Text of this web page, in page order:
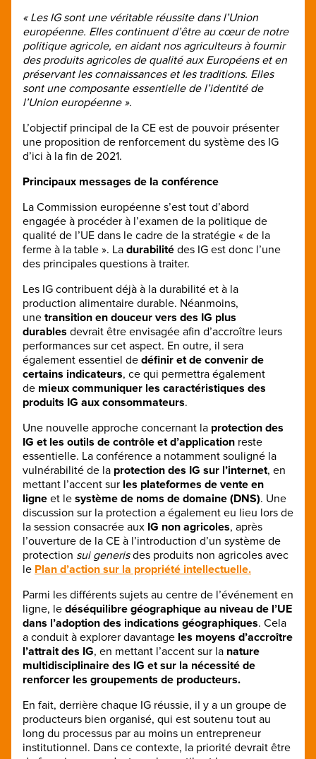
« Les IG sont une véritable réussite dans l’Union
européenne. Elles continuent d’être au cœur de notre
politique agricole, en aidant nos agriculteurs à fournir
des produits agricoles de qualité aux Européens et en
préservant les connaissances et les traditions. Elles
sont une composante essentielle de l’identité de
l’Union européenne ».
L’objectif principal de la CE est de pouvoir présenter
une proposition de renforcement du système des IG
d’ici à la fin de 2021.
Principaux messages de la conférence
La Commission européenne s’est tout d’abord
engagée à procéder à l’examen de la politique de
qualité de l’UE dans le cadre de la stratégie « de la
ferme à la table ». La durabilité des IG est donc l’une
des principales questions à traiter.
Les IG contribuent déjà à la durabilité et à la
production alimentaire durable. Néanmoins,
une transition en douceur vers des IG plus
durables devrait être envisagée afin d’accroître leurs
performances sur cet aspect. En outre, il sera
également essentiel de définir et de convenir de
certains indicateurs, ce qui permettra également
de mieux communiquer les caractéristiques des
produits IG aux consommateurs.
Une nouvelle approche concernant la protection des
IG et les outils de contrôle et d’application reste
essentielle. La conférence a notamment souligné la
vulnérabilité de la protection des IG sur l’internet, en
mettant l’accent sur les plateformes de vente en
ligne et le système de noms de domaine (DNS). Une
discussion sur la protection a également eu lieu lors de
la session consacrée aux IG non agricoles, après
l’ouverture de la CE à l’introduction d’un système de
protection sui generisdes produits non agricoles avec
le Plan d’action sur la propriété intellectuelle.
Parmi les différents sujets au centre de l’événement en
ligne, le déséquilibre géographique au niveau de l’UE
dans l’adoption des indications géographiques. Cela
a conduit à explorer davantage les moyens d’accroître
l’attrait des IG, en mettant l’accent sur la nature
multidisciplinaire des IG et sur la nécessité de
renforcer les groupements de producteurs.
En fait, derrière chaque IG réussie, il y a un groupe de
producteurs bien organisé, qui est soutenu tout au
long du processus par au moins un entrepreneur
institutionnel. Dans ce contexte, la priorité devrait être